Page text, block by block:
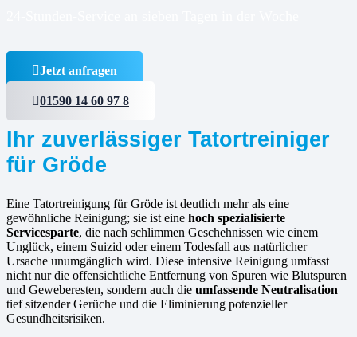
Jetzt anfragen
01590 14 60 97 8
Ihr zuverlässiger Tatortreiniger
für Gröde
Eine Tatortreinigung für Gröde ist deutlich mehr als eine
gewöhnliche Reinigung; sie ist eine hoch spezialisierte
Servicesparte, die nach schlimmen Geschehnissen wie einem
Unglück, einem Suizid oder einem Todesfall aus natürlicher
Ursache unumgänglich wird. Diese intensive Reinigung umfasst
nicht nur die offensichtliche Entfernung von Spuren wie Blutspuren
und Geweberesten, sondern auch die umfassende Neutralisation
tief sitzender Gerüche und die Eliminierung potenzieller
Gesundheitsrisiken.